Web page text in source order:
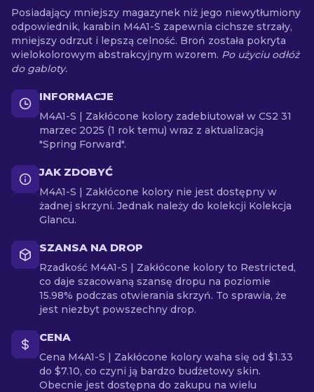
Posiadający mniejszy magazynek niż jego niewytłumiony
odpowiednik, karabin M4A1-S zapewnia cichsze strzały,
mniejszy odrzut i lepszą celność. Broń została pokryta
wielokolorowym abstrakcyjnym wzorem. Po użyciu odłóż
do gabloty.
INFORMACJE
M4A1-S | Zakłócone kolory zadebiutował w CS2 31
marzec 2025 (1 rok temu) wraz z aktualizacją
"Spring Forward".
JAK ZDOBYĆ
M4A1-S | Zakłócone kolory nie jest dostępny w
żadnej skrzyni. Jednak należy do kolekcji Kolekcja
Glancu.
SZANSA NA DROP
Rzadkość M4A1-S | Zakłócone kolory to Restricted,
co daje szacowaną szansę dropu na poziomie
15.98% podczas otwierania skrzyń. To sprawia, że
jest niezbyt powszechny drop.
CENA
Cena M4A1-S | Zakłócone kolory waha się od $1.33
do $7.10, co czyni ją bardzo budżetowy skin.
Obecnie jest dostępna do zakupu na wielu